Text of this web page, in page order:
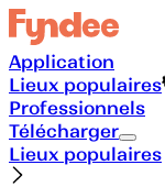
Application
Lieux populaires
Professionnels
Télécharger
Lieux populaires